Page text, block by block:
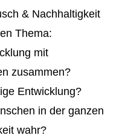
& Nachhaltigkeit
Thema:
mit
zusammen?
Entwicklung?
in der ganzen
wahr?